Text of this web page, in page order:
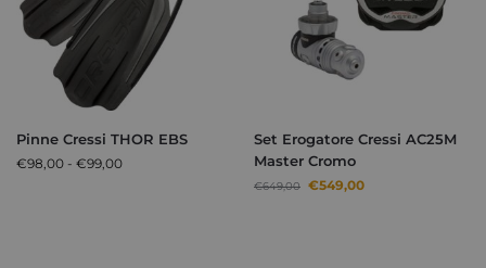
Pinne Cressi THOR EBS
€98,00 - €99,00
Set Erogatore Cressi AC25M
Master Cromo
€649,00 €549,00